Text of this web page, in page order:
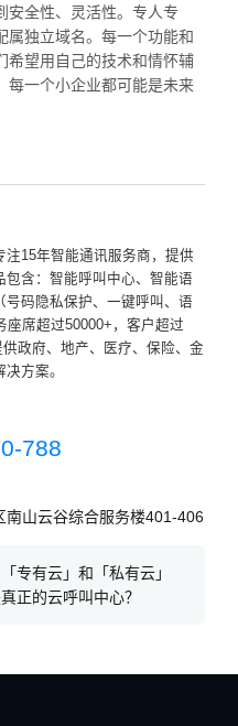
安全性、灵活性。专人专
属独立域名。每一个功能和
希望用自己的技术和情怀辅
每一个小企业都可能是未来
15年智能通讯服务商，提供
含：智能呼叫中心、智能语
码隐私保护、一键呼叫、语
座席超过50000+，客户超过
政府、地产、医疗、保险、金
方案。
788
南山云谷综合服务楼401-406
专有云」和「私有云」
正的云呼叫中心？